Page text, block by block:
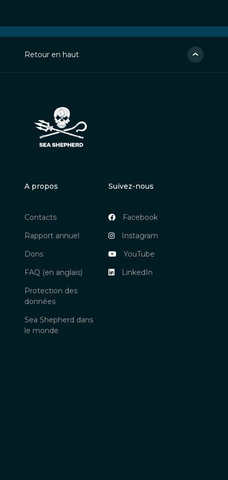
Retour en haut
A propos
Contacts
Rapport annuel
Dons
FAQ (en anglais)
Protection des
données
Sea Shepherd dans
le monde
Suivez-nous
Facebook
Instagram
YouTube
LinkedIn